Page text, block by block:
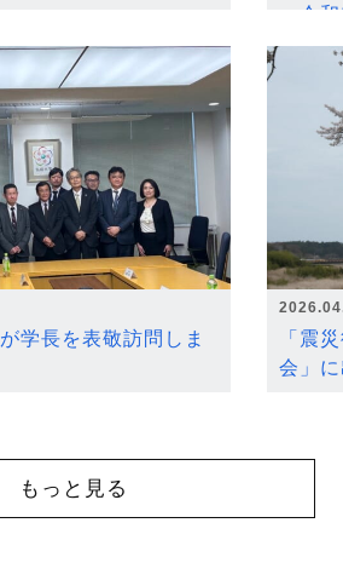
～令
学長を表敬訪問しま
「震
会」
もっと見る